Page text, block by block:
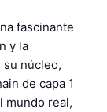
fascinante
y la
su núcleo,
de capa 1
mundo real,